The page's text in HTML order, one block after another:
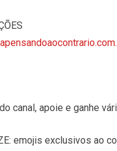
canal, apoie e ganhe
emojis exclusivos ao